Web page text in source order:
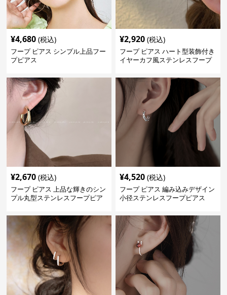
¥4,680 (税込)
フープ ピアス シンプル上品フー
プピアス
¥2,920 (税込)
フープ ピアス ハート型装飾付き
イヤーカフ風ステンレスフープ
¥2,670 (税込)
フープ ピアス 上品な輝きのシン
プル丸型ステンレスフープピア
¥4,520 (税込)
フープ ピアス 編み込みデザイン
小径ステンレスフープピアス